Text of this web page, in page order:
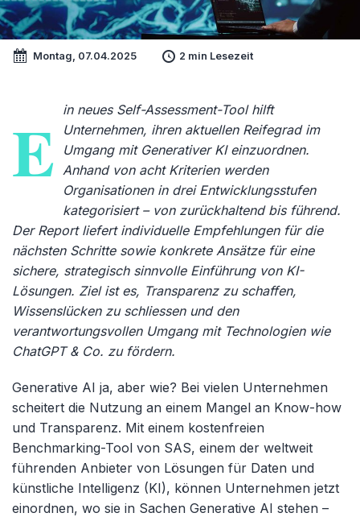
Montag, 07.04.2025 2 min Lesezeit
E in neues Self-Assessment-Tool hilft
Unternehmen, ihren aktuellen Reifegrad im
Umgang mit Generativer KI einzuordnen.
Anhand von acht Kriterien werden
Organisationen in drei Entwicklungsstufen
kategorisiert – von zurückhaltend bis führend.
Der Report liefert individuelle Empfehlungen für die
nächsten Schritte sowie konkrete Ansätze für eine
sichere, strategisch sinnvolle Einführung von KI-
Lösungen. Ziel ist es, Transparenz zu schaffen,
Wissenslücken zu schliessen und den
verantwortungsvollen Umgang mit Technologien wie
ChatGPT & Co. zu fördern.
Generative AI ja, aber wie? Bei vielen Unternehmen
scheitert die Nutzung an einem Mangel an Know-how
und Transparenz. Mit einem kostenfreien
Benchmarking-Tool von SAS, einem der weltweit
führenden Anbieter von Lösungen für Daten und
künstliche Intelligenz (KI), können Unternehmen jetzt
einordnen, wo sie in Sachen Generative AI stehen –